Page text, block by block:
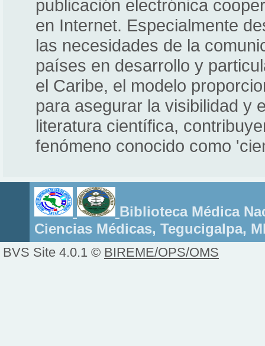
publicación electrónica
en Internet. Especialmente
las necesidades de la
países en desarrollo y
el Caribe, el modelo
para asegurar la visibilidad y
literatura científica,
fenómeno conocido como
Biblioteca Médica
Ciencias Médicas, Tegucigalpa,
BVS Site 4.0.1 © BIREME/OPS/OMS